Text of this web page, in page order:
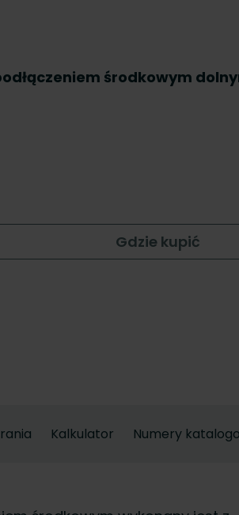
środkowym
Gdzie kupić
Kalkulator Numery